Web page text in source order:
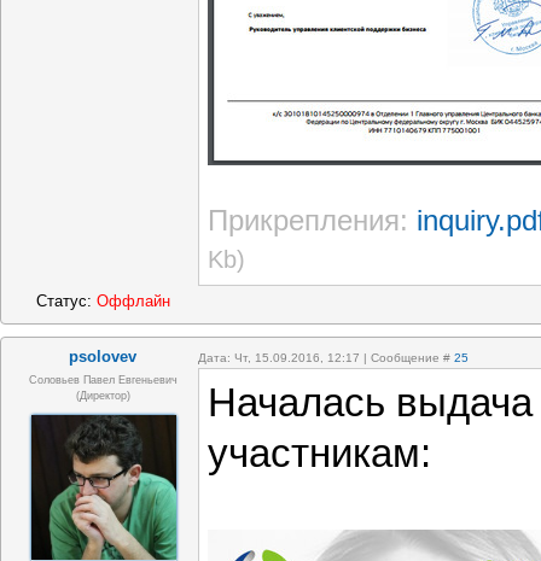
Прикрепления:
Kb)
Статус: Оффлайн
psolovev Дата: Чт, 15.09.2016, 12:17 | Сообщение # 25
Соловьев Павел Евгеньевич
(Директор)
Началась
участникам: